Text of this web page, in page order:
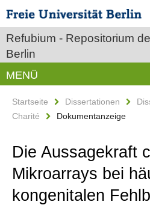
Refubium - Repositorium
Berlin
MENÜ
Startseite Dissertationen
Charité
Dokumentanzeige
Die Aussagekraft
Mikroarrays bei
kongenitalen